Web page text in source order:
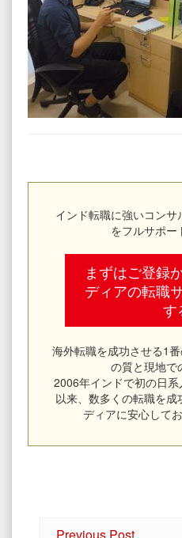
インド転職に強いコン
をフルサポー
まずはご登録
ディアの転職
す
海外転職を成功させる1
の質と現地で
2006年インドで初の日
以来、数多くの転職を
ディアに安心して